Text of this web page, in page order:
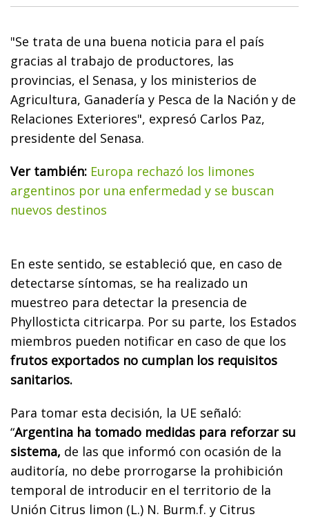
"Se trata de una buena noticia para el país
gracias al trabajo de productores, las
provincias, el Senasa, y los ministerios de
Agricultura, Ganadería y Pesca de la Nación y de
Relaciones Exteriores", expresó Carlos Paz,
presidente del Senasa.
Ver también: Europa rechazó los limones
argentinos por una enfermedad y se buscan
nuevos destinos
En este sentido, se estableció que, en caso de
detectarse síntomas, se ha realizado un
muestreo para detectar la presencia de
Phyllosticta citricarpa. Por su parte, los Estados
miembros pueden notificar en caso de que los
frutos exportados no cumplan los requisitos
sanitarios.
Para tomar esta decisión, la UE señaló:
“Argentina ha tomado medidas para reforzar su
sistema, de las que informó con ocasión de la
auditoría, no debe prorrogarse la prohibición
temporal de introducir en el territorio de la
Unión Citrus limon (L.) N. Burm.f. y Citrus